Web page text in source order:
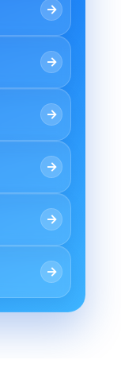
→
→
→
→
→
→